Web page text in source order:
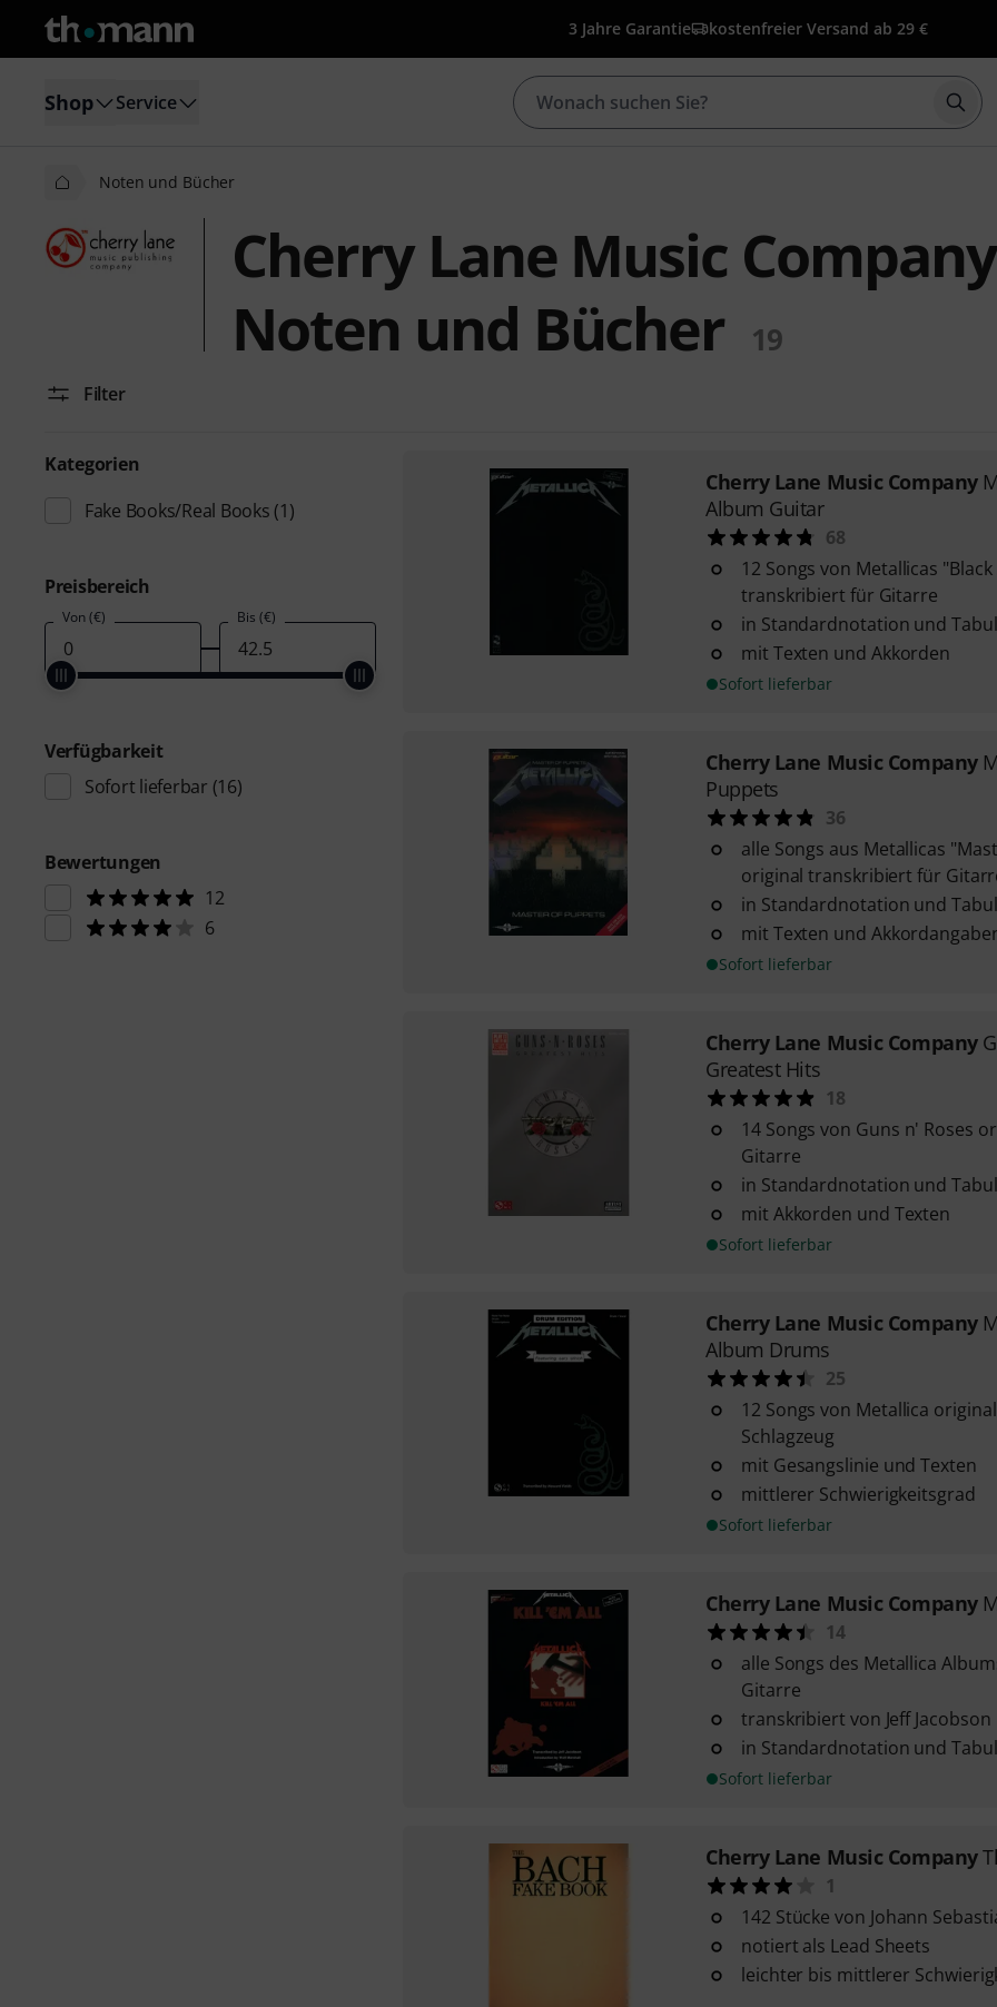
3 Jahre Garantie kostenfreier Versand ab 29 €
Shop Service
Noten und Bücher
Cherry Lane Music Company
Noten und Bücher
19
Filter
Kategorien
Fake Books/Real Books (1)
Preisbereich
Von (€) Bis (€)
Verfügbarkeit
Sofort lieferbar (16)
Bewertungen
12
6
Cherry Lane Music Company
Album Guitar
68
12 Songs von Metallicas
transkribiert für Gitarre
in Standardnotation und
mit Texten und Akkorden
Sofort lieferbar
Cherry Lane Music Company
Puppets
36
alle Songs aus Metallicas
original transkribiert für
in Standardnotation und
mit Texten und
Sofort lieferbar
Cherry Lane Music Company
Greatest Hits
18
14 Songs von Guns n' Roses
Gitarre
in Standardnotation und
mit Akkorden und Texten
Sofort lieferbar
Cherry Lane Music Company
Album Drums
25
12 Songs von Metallica
Schlagzeug
mit Gesangslinie und Texten
mittlerer Schwierigkeitsgrad
Sofort lieferbar
Cherry Lane Music Company
14
alle Songs des Metallica
Gitarre
transkribiert von Jeff Jacobson
in Standardnotation und
Sofort lieferbar
Cherry Lane Music Company
1
142 Stücke von Johann
notiert als Lead Sheets
leichter bis mittlerer